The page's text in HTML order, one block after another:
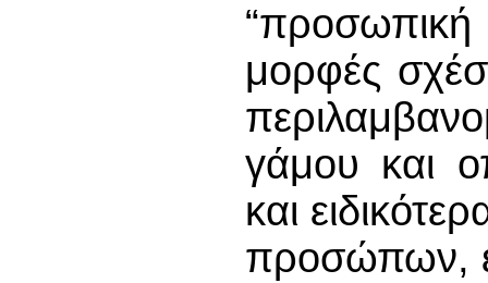
“προσωπική
μορφές
γάμου και
και
προσώπων,